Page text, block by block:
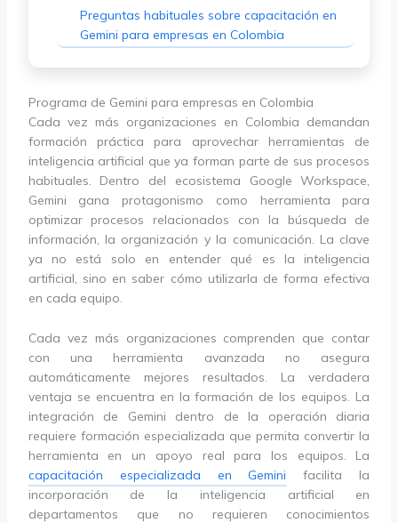
Preguntas habituales sobre capacitación en
Gemini para empresas en Colombia
Programa de Gemini para empresas en Colombia
Cada vez más organizaciones en Colombia demandan
formación práctica para aprovechar herramientas de
inteligencia artificial que ya forman parte de sus procesos
habituales. Dentro del ecosistema Google Workspace,
Gemini gana protagonismo como herramienta para
optimizar procesos relacionados con la búsqueda de
información, la organización y la comunicación. La clave
ya no está solo en entender qué es la inteligencia
artificial, sino en saber cómo utilizarla de forma efectiva
en cada equipo.
Cada vez más organizaciones comprenden que contar
con una herramienta avanzada no asegura
automáticamente mejores resultados. La verdadera
ventaja se encuentra en la formación de los equipos. La
integración de Gemini dentro de la operación diaria
requiere formación especializada que permita convertir la
herramienta en un apoyo real para los equipos. La
capacitación especializada en Gemini facilita la
incorporación de la inteligencia artificial en
departamentos que no requieren conocimientos